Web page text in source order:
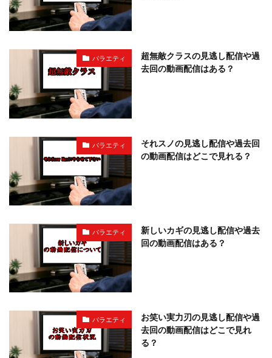
バラエティ
超無敵クラスの見逃し配信や過
去回の動画配信はある？
バラエティ
それスノの見逃し配信や過去回
の動画配信はどこで見れる？
バラエティ
新しいカギの見逃し配信や過去
回の動画配信はある？
バラエティ
お笑い実力刃の見逃し配信や過
去回の動画配信はどこで見れ
る？